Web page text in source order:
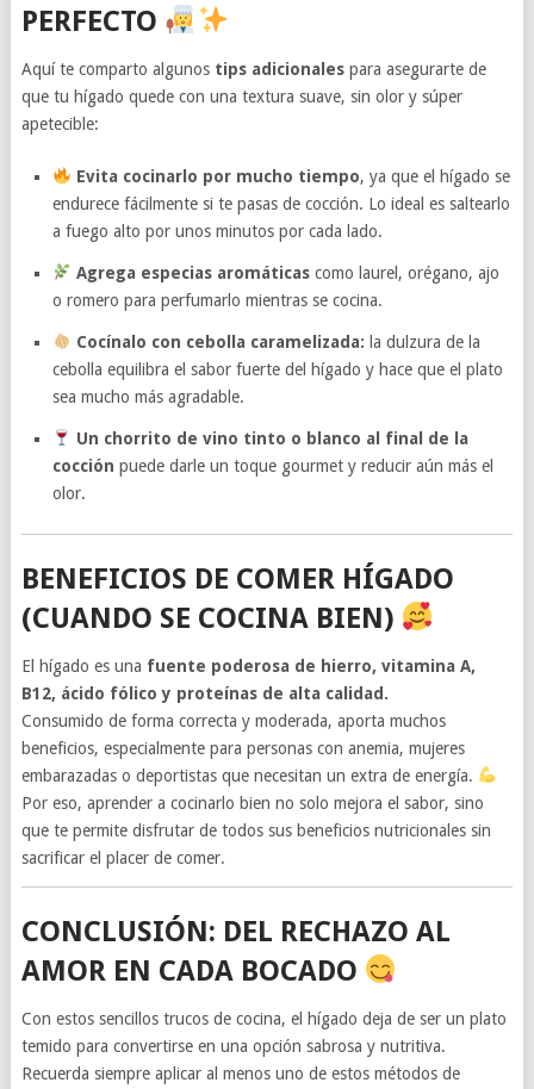
PERFECTO
Aquí te comparto algunos tips adicionalespara asegurarte de
que tu hígado quede con una textura suave, sin olor y súper
apetecible:
Evita cocinarlo por mucho tiempo, ya que el hígado se
endurece fácilmente si te pasas de cocción. Lo ideal es saltearlo
a fuego alto por unos minutos por cada lado.
Agrega especias aromáticas como laurel, orégano, ajo
o romero para perfumarlo mientras se cocina.
Cocínalo con cebolla caramelizada: la dulzura de la
cebolla equilibra el sabor fuerte del hígado y hace que el plato
sea mucho más agradable.
Un chorrito de vino tinto o blanco al final de la
cocción puede darle un toque gourmet y reducir aún más el
olor.
BENEFICIOS DE COMER HÍGADO
(CUANDO SE COCINA BIEN)
El hígado es una fuente poderosa de hierro, vitamina A,
B12, ácido fólico y proteínas de alta calidad.
Consumido de forma correcta y moderada, aporta muchos
beneficios, especialmente para personas con anemia, mujeres
embarazadas o deportistas que necesitan un extra de energía.
Por eso, aprender a cocinarlo bien no solo mejora el sabor, sino
que te permite disfrutar de todos sus beneficios nutricionales sin
sacrificar el placer de comer.
CONCLUSIÓN: DEL RECHAZO AL
AMOR EN CADA BOCADO
Con estos sencillos trucos de cocina, el hígado deja de ser un plato
temido para convertirse en una opción sabrosa y nutritiva.
Recuerda siempre aplicar al menos uno de estos métodos de